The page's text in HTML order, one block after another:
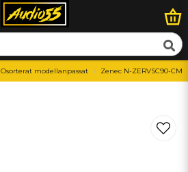
Osorterat modellanpassat Zenec N-ZERVSC90-CM